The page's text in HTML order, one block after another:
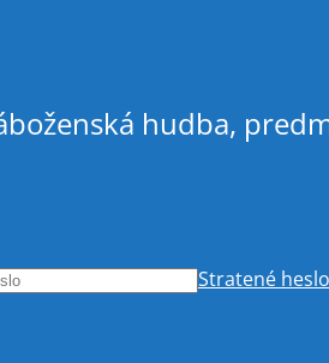
hudba,
Stratené heslo